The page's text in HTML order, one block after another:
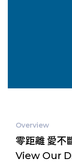
Overview
零距離 愛不
View Our